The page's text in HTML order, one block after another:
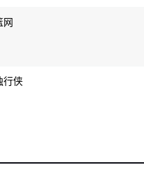
网
行侠